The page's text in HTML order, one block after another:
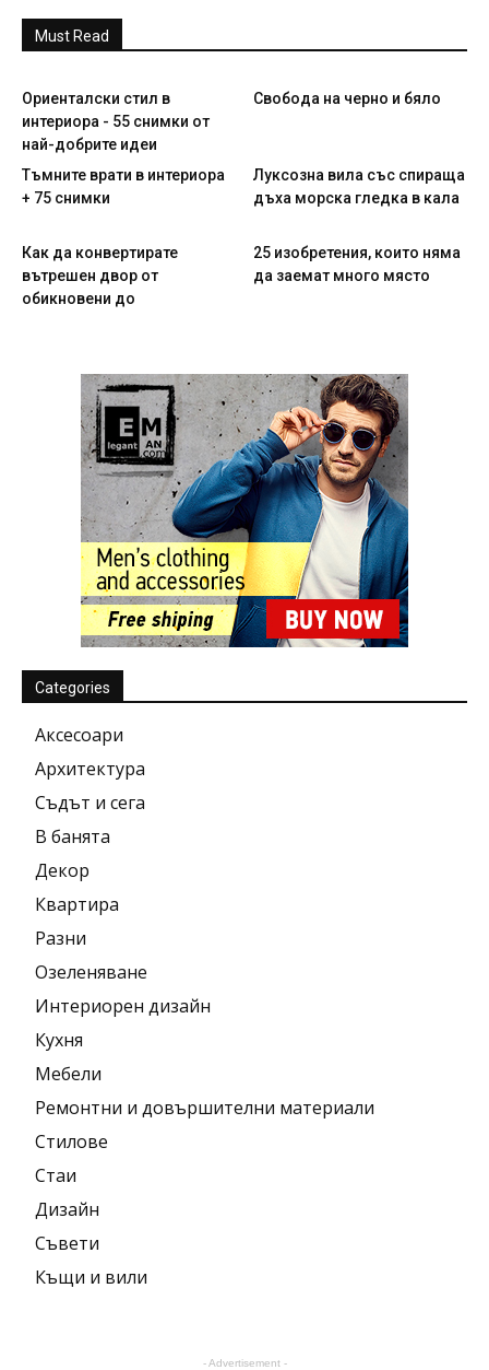
Must Read
Ориенталски стил в
интериора - 55 снимки от
най-добрите идеи
Свобода на черно и бяло
Тъмните врати в интериора
+ 75 снимки
Луксозна вила със спираща
дъха морска гледка в кала
Как да конвертирате
вътрешен двор от
обикновени до
25 изобретения, които няма
да заемат много място
Categories
Аксесоари
Архитектура
Съдът и сега
В банята
Декор
Квартира
Разни
Озеленяване
Интериорен дизайн
Кухня
Мебели
Ремонтни и довършителни материали
Стилове
Стаи
Дизайн
Съвети
Къщи и вили
- Advertisement -